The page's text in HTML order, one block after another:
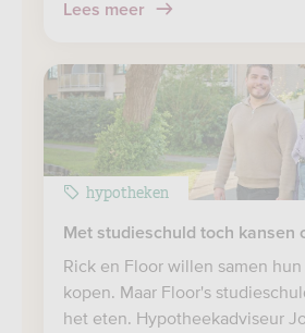
Lees meer
hypotheken
Met studieschuld toch kansen
Rick en Floor willen samen
kopen. Maar Floor's
het eten. Hypotheekadviseur